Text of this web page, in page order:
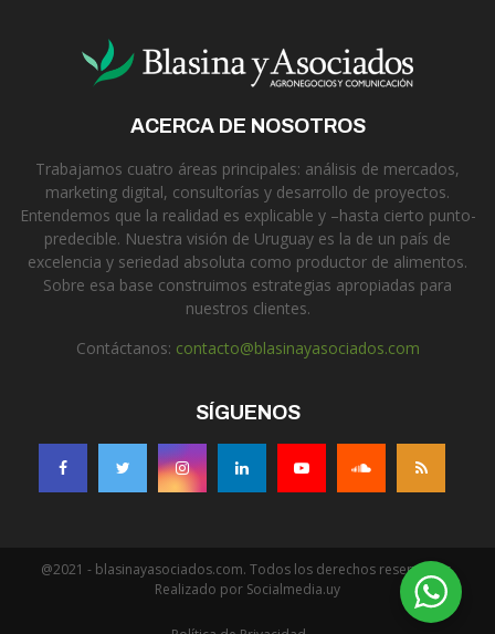
ACERCA DE NOSOTROS
Trabajamos cuatro áreas principales: análisis de mercados,
marketing digital, consultorías y desarrollo de proyectos.
Entendemos que la realidad es explicable y –hasta cierto punto-
predecible. Nuestra visión de Uruguay es la de un país de
excelencia y seriedad absoluta como productor de alimentos.
Sobre esa base construimos estrategias apropiadas para
nuestros clientes.
Contáctanos: contacto@blasinayasociados.com
SÍGUENOS
@2021 - blasinayasociados.com. Todos los derechos reservados.
Realizado por Socialmedia.uy